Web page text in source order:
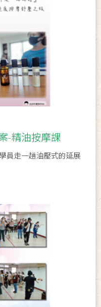
-精油按摩課
員走一趟油壓式的延展